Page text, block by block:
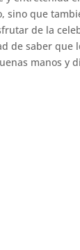
sino que
de la
de saber que
manos y